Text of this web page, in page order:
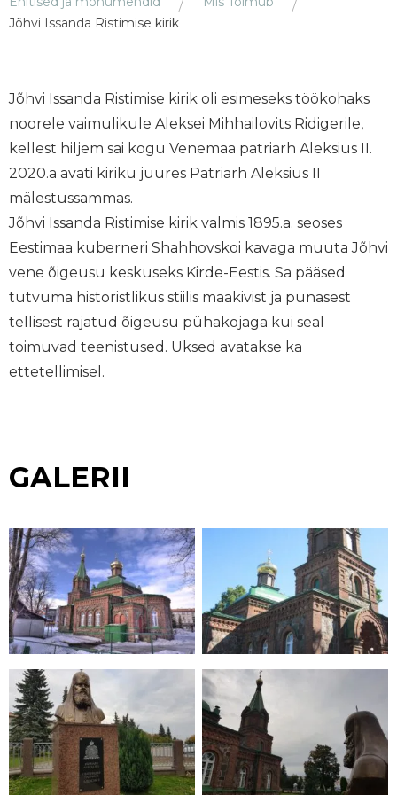
Jõhvi Issanda Ristimise kirik
Jõhvi Issanda Ristimise kirik oli esimeseks töökohaks
noorele vaimulikule Aleksei Mihhailovits Ridigerile,
kellest hiljem sai kogu Venemaa patriarh Aleksius II.
2020.a avati kiriku juures Patriarh Aleksius II
mälestussammas.
Jõhvi Issanda Ristimise kirik valmis 1895.a. seoses
Eestimaa kuberneri Shahhovskoi kavaga muuta Jõhvi
vene õigeusu keskuseks Kirde-Eestis. Sa pääsed
tutvuma historistlikus stiilis maakivist ja punasest
tellisest rajatud õigeusu pühakojaga kui seal
toimuvad teenistused. Uksed avatakse ka
ettetellimisel.
GALERII